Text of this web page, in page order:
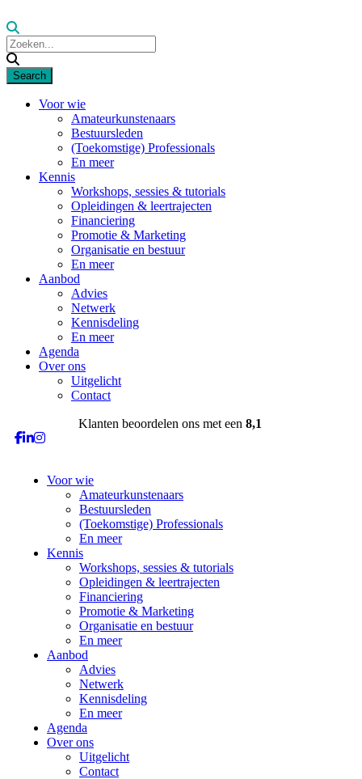
Voor wie
Amateurkunstenaars
Bestuursleden
(Toekomstige) Professionals
En meer
Kennis
Workshops, sessies & tutorials
Opleidingen & leertrajecten
Financiering
Promotie & Marketing
Organisatie en bestuur
En meer
Aanbod
Advies
Netwerk
Kennisdeling
En meer
Agenda
Over ons
Uitgelicht
Contact
Klanten beoordelen ons met een 8,1
Voor wie
Amateurkunstenaars
Bestuursleden
(Toekomstige) Professionals
En meer
Kennis
Workshops, sessies & tutorials
Opleidingen & leertrajecten
Financiering
Promotie & Marketing
Organisatie en bestuur
En meer
Aanbod
Advies
Netwerk
Kennisdeling
En meer
Agenda
Over ons
Uitgelicht
Contact